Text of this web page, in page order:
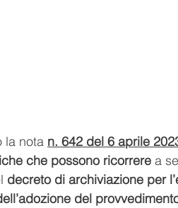
la nota n. 642 del 6 aprile
che possono ricorrere a
decreto di archiviazione per
del